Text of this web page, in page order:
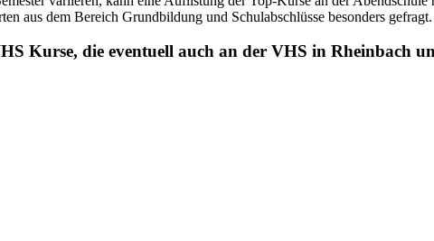
aus dem Bereich Grundbildung und Schulabschlüsse besonders gefragt.
Kurse, die eventuell auch an der VHS in Rheinbach